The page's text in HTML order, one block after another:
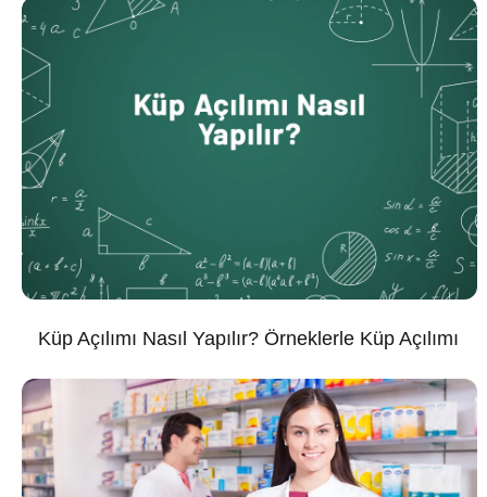
Küp Açılımı Nasıl Yapılır? Örneklerle Küp Açılımı